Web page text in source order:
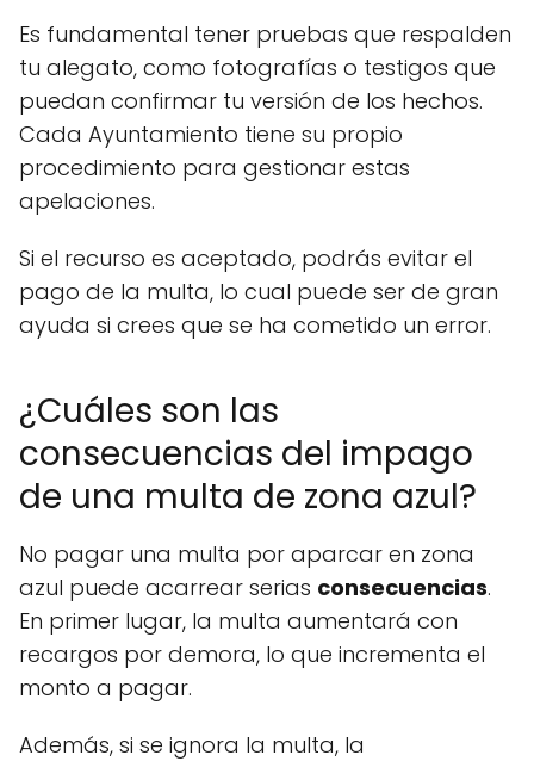
Es fundamental tener pruebas que respalden
tu alegato, como fotografías o testigos que
puedan confirmar tu versión de los hechos.
Cada Ayuntamiento tiene su propio
procedimiento para gestionar estas
apelaciones.
Si el recurso es aceptado, podrás evitar el
pago de la multa, lo cual puede ser de gran
ayuda si crees que se ha cometido un error.
¿Cuáles son las
consecuencias del impago
de una multa de zona azul?
No pagar una multa por aparcar en zona
azul puede acarrear serias consecuencias.
En primer lugar, la multa aumentará con
recargos por demora, lo que incrementa el
monto a pagar.
Además, si se ignora la multa, la